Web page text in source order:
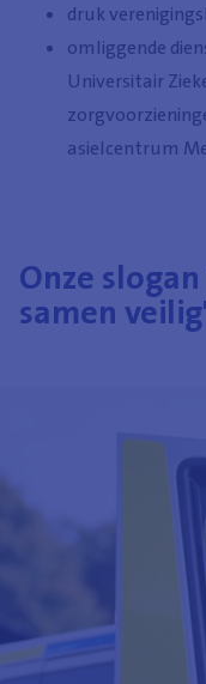
druk
omliggende
Universitair
asielcentrum
Onze
samen